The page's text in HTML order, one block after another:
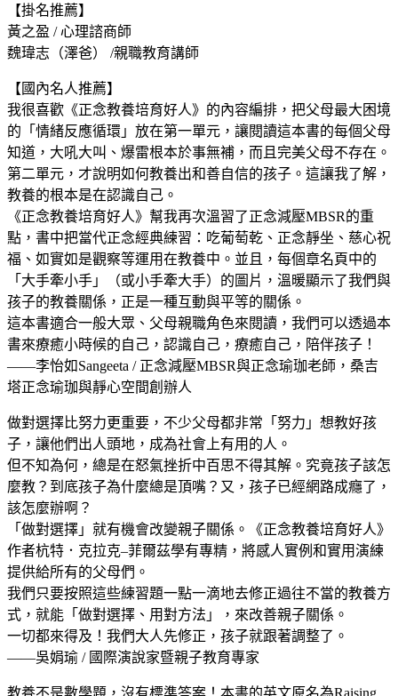
【掛名推薦】
黃之盈 / 心理諮商師
魏瑋志（澤爸） /親職教育講師
【國內名人推薦】
我很喜歡《正念教養培育好人》的內容編排，把父母最大困境
的「情緒反應循環」放在第一單元，讓閱讀這本書的每個父母
知道，大吼大叫、爆雷根本於事無補，而且完美父母不存在。
第二單元，才說明如何教養出和善自信的孩子。這讓我了解，
教養的根本是在認識自己。
《正念教養培育好人》幫我再次溫習了正念減壓MBSR的重
點，書中把當代正念經典練習：吃葡萄乾、正念靜坐、慈心祝
福、如實如是觀察等運用在教養中。並且，每個章名頁中的
「大手牽小手」（或小手牽大手）的圖片，溫暖顯示了我們與
孩子的教養關係，正是一種互動與平等的關係。
這本書適合一般大眾、父母親職角色來閱讀，我們可以透過本
書來療癒小時候的自己，認識自己，療癒自己，陪伴孩子！
——李怡如Sangeeta / 正念減壓MBSR與正念瑜珈老師，桑吉
塔正念瑜珈與靜心空間創辦人
做對選擇比努力更重要，不少父母都非常「努力」想教好孩
子，讓他們出人頭地，成為社會上有用的人。
但不知為何，總是在怒氣挫折中百思不得其解。究竟孩子該怎
麼教？到底孩子為什麼總是頂嘴？又，孩子已經網路成癮了，
該怎麼辦啊？
「做對選擇」就有機會改變親子關係。《正念教養培育好人》
作者杭特．克拉克–菲爾茲學有專精，將感人實例和實用演練
提供給所有的父母們。
我們只要按照這些練習題一點一滴地去修正過往不當的教養方
式，就能「做對選擇、用對方法」，來改善親子關係。
一切都來得及！我們大人先修正，孩子就跟著調整了。
——吳娟瑜 / 國際演說家暨親子教育專家